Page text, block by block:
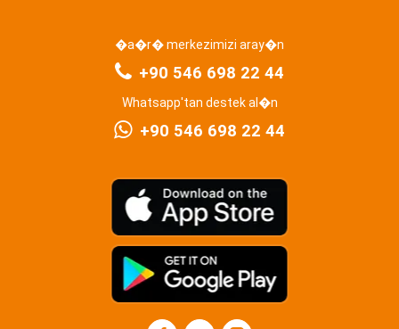
�a�r� merkezimizi aray�n
+90 546 698 22 44
Whatsapp'tan destek al�n
+90 546 698 22 44